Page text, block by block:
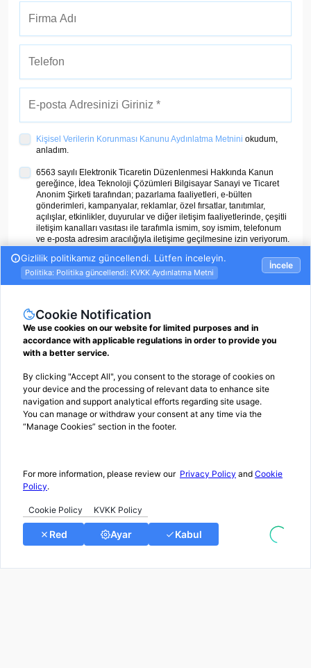
Kişisel Verilerin Korunması Kanunu Aydınlatma Metnini okudum,
anladım.
6563 sayılı Elektronik Ticaretin Düzenlenmesi Hakkında Kanun
gereğince, İdea Teknoloji Çözümleri Bilgisayar Sanayi ve Ticaret
Anonim Şirketi tarafından; pazarlama faaliyetleri, e-bülten
gönderimleri, kampanyalar, reklamlar, özel fırsatlar, tanıtımlar,
açılışlar, etkinlikler, duyurular ve diğer iletişim faaliyetlerinde, çeşitli
iletişim kanalları vasıtası ile tarafımla ismim, soy ismim, telefonum
ve e-posta adresim aracılığıyla iletişime geçilmesine izin veriyorum.
ÜYE OL